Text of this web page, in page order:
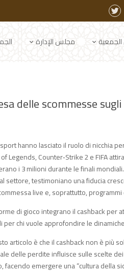
مجلس الإدارة
delle scommesse
hanno lasciato il ruolo di nicchia
Legends, Counter‑Strike 2 e FIFA
i 3 milioni durante le finali
settore, testimoniano una fiducia
live e, soprattutto,
di gioco integrano il cashback per
per chi vuole approfondire le
articolo è che il cashback non è più
delle perdite influisce sulle scelte
emergere una “cultura della